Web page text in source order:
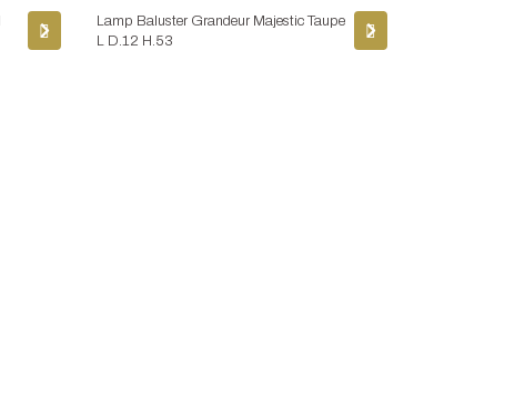
Lamp Baluster Grandeur Majestic Taupe
L D.12 H.53